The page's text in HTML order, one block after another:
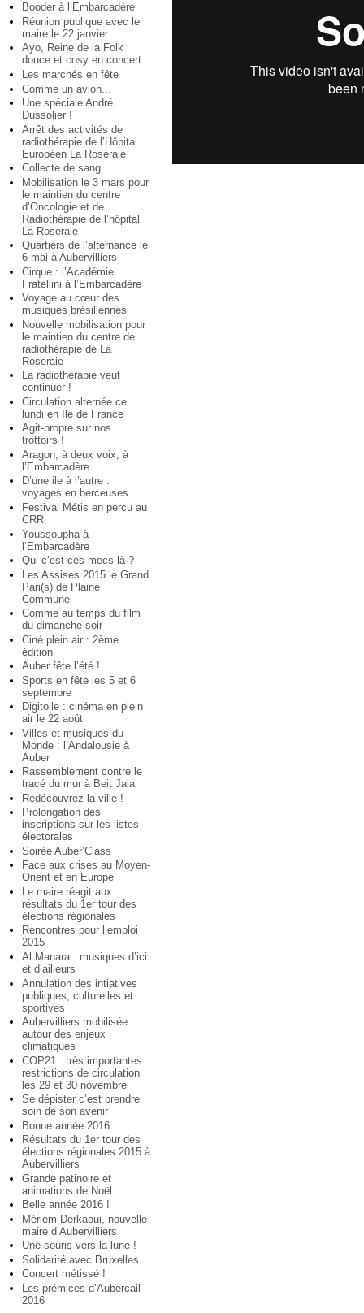
Booder à l’Embarcadère
Réunion publique avec le
maire le 22 janvier
Ayo, Reine de la Folk
douce et cosy en concert
Les marchés en fête
Comme un avion...
Une spéciale André
Dussolier !
Arrêt des activités de
radiothérapie de l’Hôpital
Européen La Roseraie
Collecte de sang
Mobilisation le 3 mars pour
le maintien du centre
d’Oncologie et de
Radiothérapie de l’hôpital
La Roseraie
Quartiers de l’alternance le
6 mai à Aubervilliers
Cirque : l’Académie
Fratellini à l’Embarcadère
Voyage au cœur des
musiques brésiliennes
Nouvelle mobilisation pour
le maintien du centre de
radiothérapie de La
Roseraie
La radiothérapie veut
continuer !
Circulation alternée ce
lundi en Ile de France
Agit-propre sur nos
trottoirs !
Aragon, à deux voix, à
l’Embarcadère
D’une ile à l’autre :
voyages en berceuses
Festival Métis en percu au
CRR
Youssoupha à
l’Embarcadère
Qui c’est ces mecs-là ?
Les Assises 2015 le Grand
Pari(s) de Plaine
Commune
Comme au temps du film
du dimanche soir
Ciné plein air : 2ème
édition
Auber fête l’été !
Sports en fête les 5 et 6
septembre
Digitoile : cinéma en plein
air le 22 août
Villes et musiques du
Monde : l’Andalousie à
Auber
Rassemblement contre le
tracé du mur à Beit Jala
Redécouvrez la ville !
Prolongation des
inscriptions sur les listes
électorales
Soirée Auber’Class
Face aux crises au Moyen-
Orient et en Europe
Le maire réagit aux
résultats du 1er tour des
élections régionales
Rencontres pour l’emploi
2015
Al Manara : musiques d’ici
et d’ailleurs
Annulation des intiatives
publiques, culturelles et
sportives
Aubervilliers mobilisée
autour des enjeux
climatiques
COP21 : très importantes
restrictions de circulation
les 29 et 30 novembre
Se dépister c’est prendre
soin de son avenir
Bonne année 2016
Résultats du 1er tour des
élections régionales 2015 à
Aubervilliers
Grande patinoire et
animations de Noël
Belle année 2016 !
Mériem Derkaoui, nouvelle
maire d’Aubervilliers
Une souris vers la lune !
Solidarité avec Bruxelles
Concert métissé !
Les prémices d’Aubercail
2016